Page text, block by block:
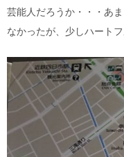
芸能人だろうか・・・あ
なかったが、少しハート